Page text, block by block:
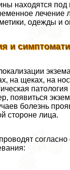
находятся под
лечение
одежды и
и
на щеках, на
появиться
болезнь
стороне лица.